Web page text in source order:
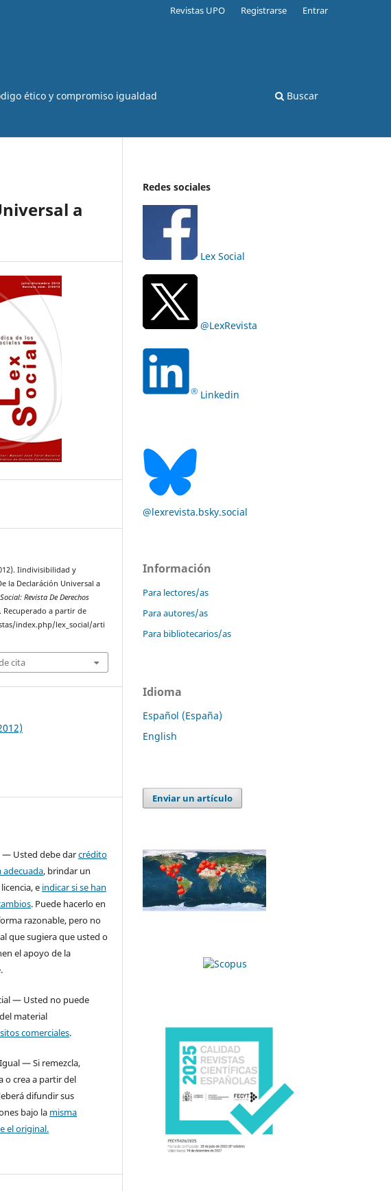
ético y compromiso igualdad Buscar
Revistas UPO Registrarse Entrar
a
Iindivisibilidad y
la Declaráción Universal a
Revista De Derechos
Recuperado a partir de
index.php/lex_social/arti
cita
— Usted debe darcrédito
adecuada, brindar un
e indicar si se han
. Puede hacerlo en
razonable, pero no
que sugiera que usted o
el apoyo de la
— Usted no puede
material
comerciales.
— Si remezcla,
o crea a partir del
difundir sus
bajo la misma
el original.
Redes sociales
Lex Social
@LexRevista
Linkedin
@lexrevista.bsky.social
Información
Para lectores/as
Para autores/as
Para bibliotecarios/as
Idioma
Español (España)
English
Enviar un artículo